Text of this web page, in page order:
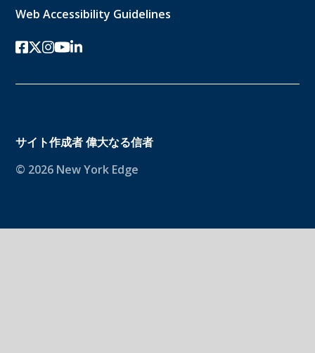
Web Accessibility Guidelines
フェイスブック
ツイッターx
インスタグラム
ユーチューブ
リンクトイン
サイト作成者偉大なる信者
© 2026 New York Edge